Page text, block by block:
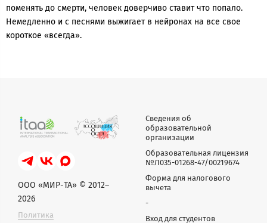
поменять до смерти, человек доверчиво ставит что попало.
Немедленно и с песнями выжигает в нейронах на все свое
короткое «всегда».
ООО «МИР-ТА» © 2012–
2026
Политика
Сведения об
образовательной
организации
Образовательная лицензия
№Л035-01268-47/00219674
Форма для налогового
вычета
-
Вход для студентов